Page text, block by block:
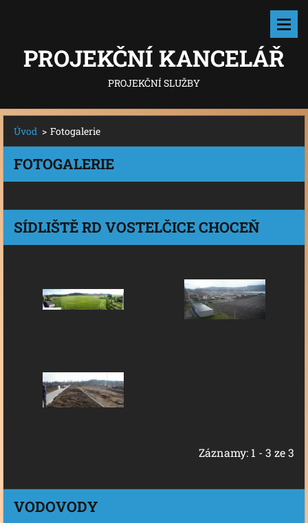
PROJEKČNÍ KANCELÁŘ
PROJEKČNÍ SLUŽBY
Úvod > Fotogalerie
FOTOGALERIE
SÍDLIŠTĚ RD VOSTELČICE CHOCEŇ
Záznamy: 1 - 3 ze 3
VODOVODY